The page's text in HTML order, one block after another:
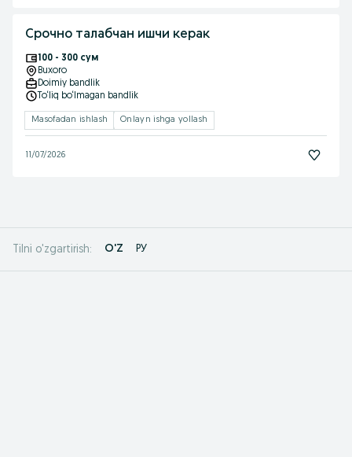
Срочно талабчан ишчи керак
100 - 300 сум
Buxoro
Doimiy bandlik
To‘liq bo‘lmagan bandlik
Masofadan ishlash Onlayn ishga yollash
11/07/2026
Tilni o'zgartirish: O'Z РУ